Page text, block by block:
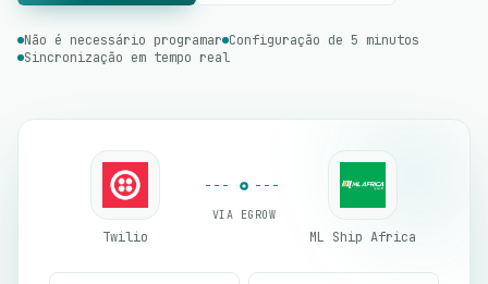
Não é necessário programar Configuração de 5 minutos
Sincronização em tempo real
Twilio
VIA EGROW
ML Ship Africa